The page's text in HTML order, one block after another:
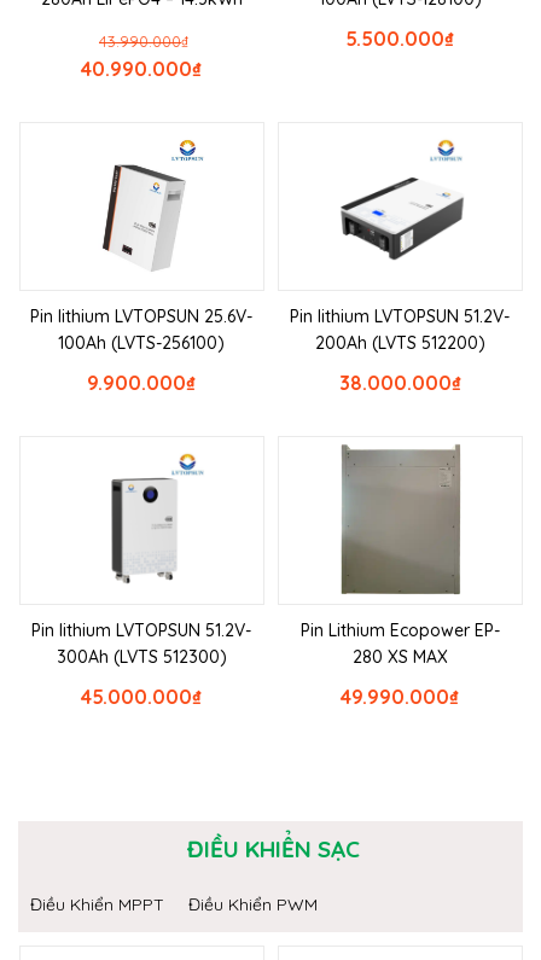
₫
43.990.000
₫
40.990.000
₫
5.500.000
Pin lithium LVTOPSUN 25.6V-
100Ah (LVTS-256100)
₫
9.900.000
Pin lithium LVTOPSUN 51.2V-
200Ah (LVTS 512200)
₫
38.000.000
Pin lithium LVTOPSUN 51.2V-
300Ah (LVTS 512300)
₫
45.000.000
Pin Lithium Ecopower EP-
280 XS MAX
₫
49.990.000
ĐIỀU KHIỂN SẠC
Điều Khiển MPPT Điều Khiển PWM